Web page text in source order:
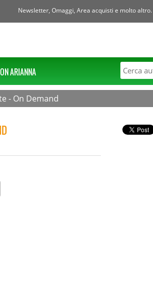
Newsletter, Omaggi, Area acquisti e molto
ARIANNA
- On Demand